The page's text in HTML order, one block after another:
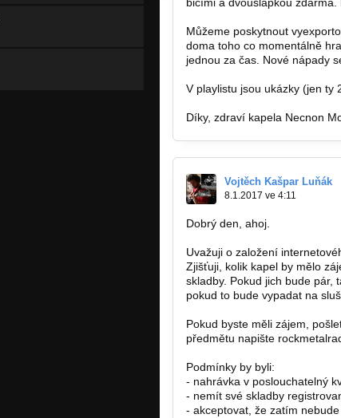
Můžeme poskytnout
doma toho co momentálně
jednou za čas. Nové nápady
V playlistu jsou ukázky (jen ty
Díky, zdraví kapela Necnon
Vojtěch Kašpar Luňák
8.1.2017 ve 4:11
Dobrý den, ahoj.
Uvažuji o založení
Zjišťuji, kolik kapel by mělo
skladby. Pokud jich bude pár,
pokud to bude vypadat na
Pokud byste měli zájem,
předmětu napište
Podmínky by byli:
- nahrávka v poslouchatelný
- nemít své skladby
- akceptovat, že zatím